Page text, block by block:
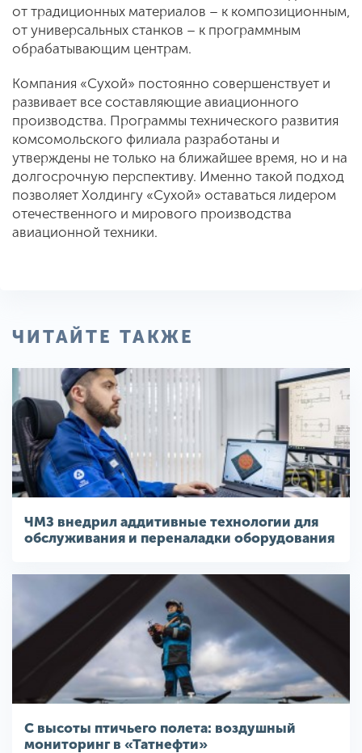
от традиционных материалов – к композиционным,
от универсальных станков – к программным
обрабатывающим центрам.
Компания «Сухой» постоянно совершенствует и
развивает все составляющие авиационного
производства. Программы технического развития
комсомольского филиала разработаны и
утверждены не только на ближайшее время, но и на
долгосрочную перспективу. Именно такой подход
позволяет Холдингу «Сухой» оставаться лидером
отечественного и мирового производства
авиационной техники.
ЧИТАЙТЕ ТАКЖЕ
ЧМЗ внедрил аддитивные технологии для
обслуживания и переналадки оборудования
С высоты птичьего полета: воздушный
мониторинг в «Татнефти»